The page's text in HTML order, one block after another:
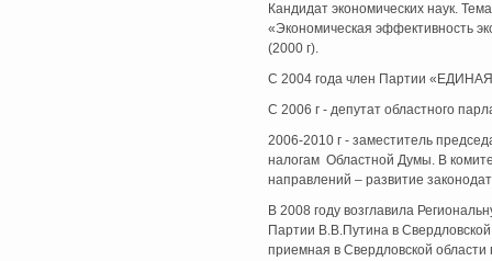
Кандидат экономических наук.
«Экономическая эффективность
(2000 г).
С 2004 года член Партии
С 2006 г - депутат областного
2006-2010 г - заместитель
налогам Областной Думы. В
направлений – развитие
В 2008 году возглавила
Партии В.В.Путина в
приемная в Свердловской